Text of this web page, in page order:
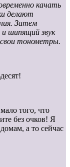
качать
делают
Затем
шипящий звук
тонометры.
того, что
без очков! Я
а то сейчас